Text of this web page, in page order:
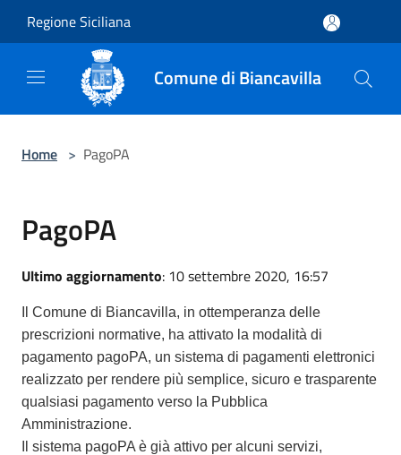
Regione Siciliana
Comune di Biancavilla
Home > PagoPA
PagoPA
Ultimo aggiornamento: 10 settembre 2020, 16:57
Il Comune di Biancavilla, in ottemperanza delle
prescrizioni normative, ha attivato la modalità di
pagamento pagoPA, un sistema di pagamenti elettronici
realizzato per rendere più semplice, sicuro e trasparente
qualsiasi pagamento verso la Pubblica
Amministrazione.
Il sistema pagoPA è già attivo per alcuni servizi,